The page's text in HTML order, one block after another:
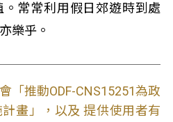
常常利用假日郊遊時到處
樂乎。
「推動ODF-CNS15251為政
畫」，以及 提供使用者有